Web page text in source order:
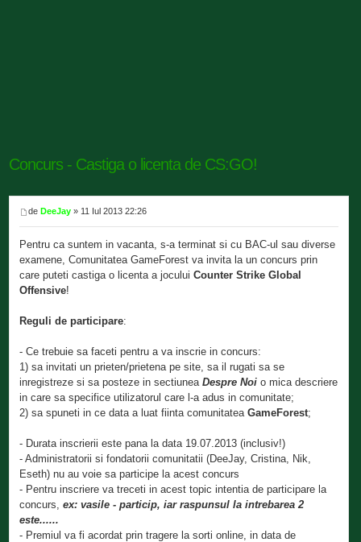
Concurs - Castiga o licenta de CS:GO!
deDeeJay » 11 Iul 2013 22:26
Pentru ca suntem in vacanta, s-a terminat si cu BAC-ul sau diverse
examene, Comunitatea GameForest va invita la un concurs prin
care puteti castiga o licenta a joculuiCounter Strike Global
Offensive!
Reguli de participare:
- Ce trebuie sa faceti pentru a va inscrie in concurs:
1) sa invitati un prieten/prietena pe site, sa il rugati sa se
inregistreze si sa posteze in sectiuneaDespre Noi o mica descriere
in care sa specifice utilizatorul care l-a adus in comunitate;
2) sa spuneti in ce data a luat fiinta comunitateaGameForest;
- Durata inscrierii este pana la data 19.07.2013 (inclusiv!)
- Administratorii si fondatorii comunitatii (DeeJay, Cristina, Nik,
Eseth) nu au voie sa participe la acest concurs
- Pentru inscriere va treceti in acest topic intentia de participare la
concurs,ex: vasile - particip, iar raspunsul la intrebarea 2
este......
- Premiul va fi acordat prin tragere la sorti online, in data de